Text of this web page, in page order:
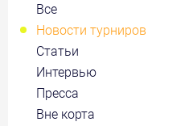
Все
Новости турниров
Статьи
Интервью
Пресса
Вне корта